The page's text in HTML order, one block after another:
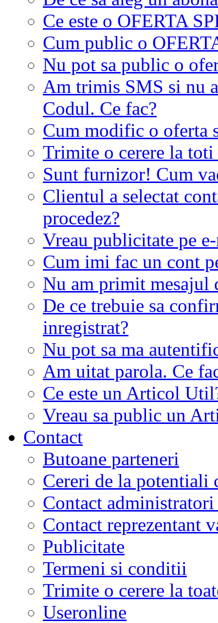
Ce este o OFERTA
Cum public o
Nu pot sa public o
Am trimis SMS si nu
Codul. Ce fac?
Cum modific o oferta
Trimite o cerere la
Sunt furnizor! Cum
Clientul a selectat
procedez?
Vreau publicitate pe
Cum imi fac un cont
Nu am primit mesajul
De ce trebuie sa
inregistrat?
Nu pot sa ma
Am uitat parola. Ce
Ce este un Articol
Vreau sa public un
Contact
Butoane parteneri
Cereri de la potentiali
Contact
Contact reprezentant
Publicitate
Termeni si conditii
Trimite o cerere la
Useronline